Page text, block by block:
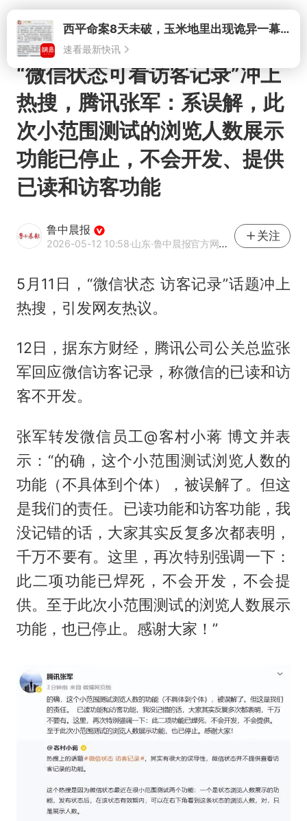
打开西平命案8天未破，玉米地里出现诡异一幕，我突然想起了欧金中
速看最新快讯
“微信状态可看访客记录”冲上
热搜，腾讯张军：系误解，此
次小范围测试的浏览人数展示
功能已停止，不会开发、提供
已读和访客功能
鲁中晨报
2026-05-12 10:58·山东·鲁中晨报官方网易号
关注
5月11日，“微信状态 访客记录”话题冲上
热搜，引发网友热议。
12日，据东方财经，腾讯公司公关总监张
军回应微信访客记录，称微信的已读和访
客不开发。
张军转发微信员工@客村小蒋 博文并表
示：“的确，这个小范围测试浏览人数的
功能（不具体到个体），被误解了。但这
是我们的责任。已读功能和访客功能，我
没记错的话，大家其实反复多次都表明，
千万不要有。这里，再次特别强调一下：
此二项功能已焊死，不会开发，不会提
供。至于此次小范围测试的浏览人数展示
功能，也已停止。感谢大家！”